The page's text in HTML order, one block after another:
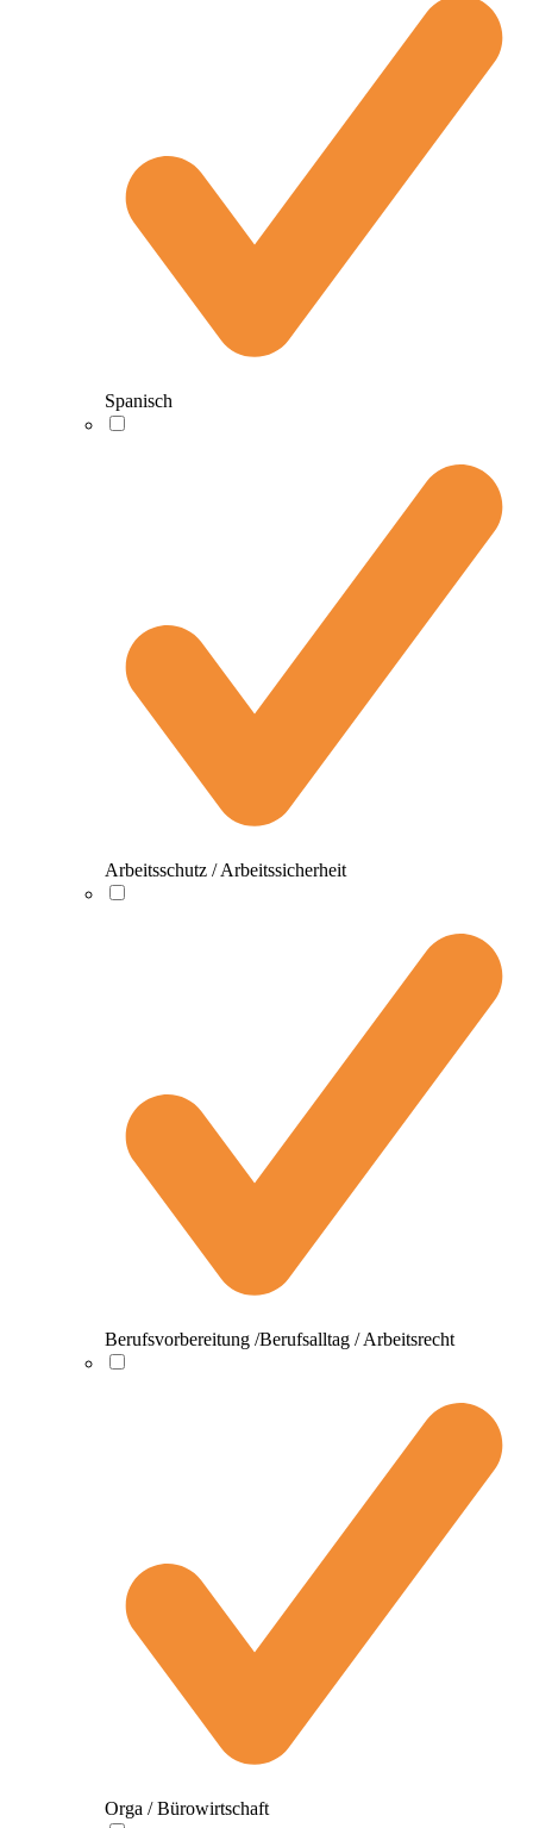
Spanisch
Arbeitsschutz / Arbeitssicherheit
Berufsvorbereitung /Berufsalltag / Arbeitsrecht
Orga / Bürowirtschaft